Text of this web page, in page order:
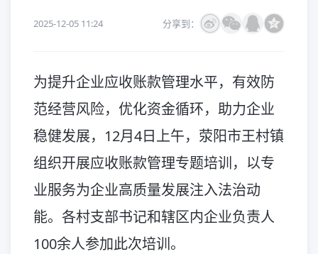
2025-12-05 11:24 分享到：
为提升企业应收账款管理水平，有效防
范经营风险，优化资金循环，助力企业
稳健发展，12月4日上午，荥阳市王村镇
组织开展应收账款管理专题培训，以专
业服务为企业高质量发展注入法治动
能。各村支部书记和辖区内企业负责人
100余人参加此次培训。